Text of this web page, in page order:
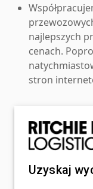
najlepszych
cenach.
stron
Uzyskaj